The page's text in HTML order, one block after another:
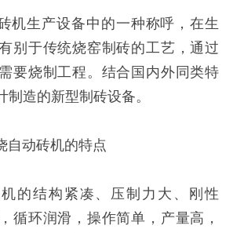
机生产设备中的一种称呼，在生
别于传统烧窑制砖的工艺，通过
要烧制工程。结合国内外同类特
制造的新型制砖设备。
自动砖机的特点
的结构紧凑、压制力大、刚性
循环润滑，操作简单，产量高，